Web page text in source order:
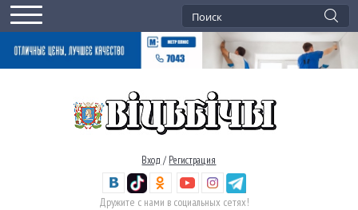
Вход / Регистрация
Дружите с нами в социальных сетях!